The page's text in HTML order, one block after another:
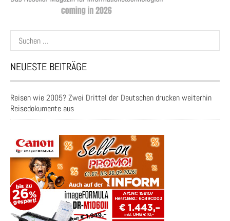
Suchen
nach:
NEUESTE BEITRÄGE
Reisen wie 2005? Zwei Drittel der Deutschen drucken weiterhin
Reisedokumente aus